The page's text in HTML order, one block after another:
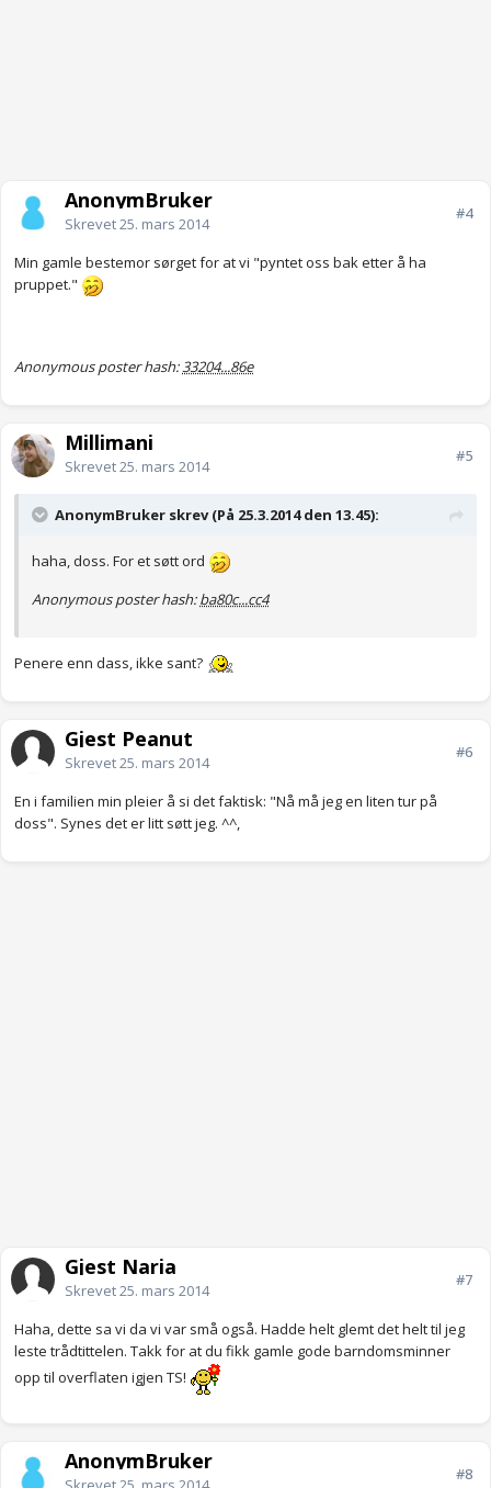
AnonymBruker
Skrevet25. mars 2014
#4
Min gamle bestemor sørget for at vi "pyntet oss bak etter å ha
pruppet."
Anonymous poster hash:33204...86e
Millimani
Skrevet25. mars 2014
#5
AnonymBruker skrev (På 25.3.2014 den 13.45):
haha, doss. For et søtt ord
Anonymous poster hash:ba80c...cc4
Penere enn dass, ikke sant?
Gjest Peanut
Skrevet25. mars 2014
#6
En i familien min pleier å si det faktisk: "Nå må jeg en liten tur på
doss". Synes det er litt søtt jeg. ^^,
Gjest Naria
Skrevet25. mars 2014
#7
Haha, dette sa vi da vi var små også. Hadde helt glemt det helt til jeg
leste trådtittelen. Takk for at du fikk gamle gode barndomsminner
opp til overflaten igjen TS!
AnonymBruker #8